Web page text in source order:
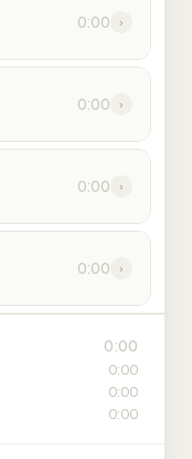
0:00 ›
0:00 ›
0:00 ›
0:00 ›
0:00
0:00
0:00
0:00